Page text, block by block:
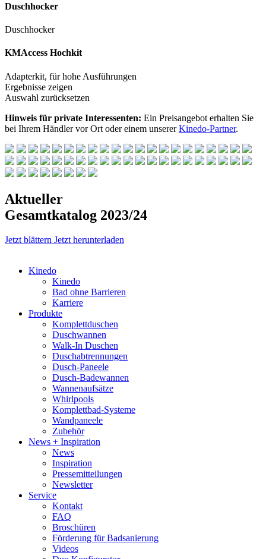
Duschhocker
Duschhocker
KMAccess Hochkit
Adapterkit, für hohe Ausführungen
Ergebnisse zeigen
Auswahl zurücksetzen
Hinweis für private Interessenten: Ein Preisangebot erhalten Sie
bei Ihrem Händler vor Ort oder einem unsererKinedo-Partner.
Aktueller
Gesamtkatalog 2023/24
Jetzt blättern Jetzt herunterladen
Kinedo
Kinedo
Bad ohne Barrieren
Karriere
Produkte
Komplettduschen
Duschwannen
Walk-In Duschen
Duschabtrennungen
Dusch-Paneele
Dusch-Badewannen
Wannenaufsätze
Whirlpools
Komplettbad-Systeme
Wandpaneele
Zubehör
News + Inspiration
News
Inspiration
Pressemitteilungen
Newsletter
Service
Kontakt
FAQ
Broschüren
Förderung für Badsanierung
Videos